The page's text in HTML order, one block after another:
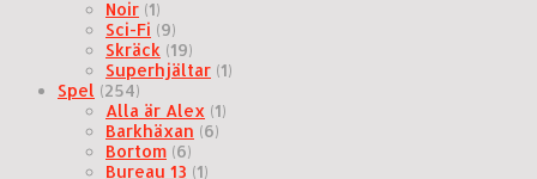
Noir (1)
Sci-Fi (9)
Skräck (19)
Superhjältar (1)
Spel (254)
Alla är Alex (1)
Barkhäxan (6)
Bortom (6)
Bureau 13 (1)